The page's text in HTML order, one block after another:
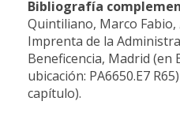
Bibliografía
Quintiliano, Marco Fabio,
Imprenta de la
Beneficencia, Madrid (en
ubicación: PA6650.E7
capítulo).